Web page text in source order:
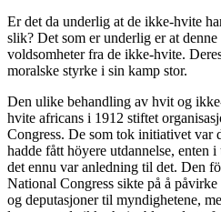
Er det da underlig at de ikke-hvite
slik? Det som er underlig er at
voldsomheter fra de ikke-hvite.
moralske styrke i sin kamp stor.
Den ulike behandling av hvit og
hvite africans i 1912 stiftet
Congress. De som tok initiativet var
hadde fått höyere utdannelse, enten
det ennu var anledning til det. Den
National Congress sikte på å
og deputasjoner til myndighetene,